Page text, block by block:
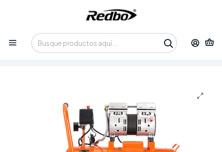
Tienda 100% Online con despacho a domicilio o retiro en
Oficina • Lun-Vie 09:30-14:00 / 15:00-17:30 • 📞 +56 9 3730 2311
Equipos de Potencia
Compresores de Aire
Compresor de Aire Silencioso Redbo OA 550-50L (1 HP, 50